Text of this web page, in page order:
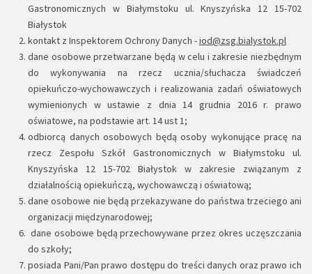
Gastronomicznych w Białymstoku ul. Knyszyńska 12 15-702
Białystok
kontakt z Inspektorem Ochrony Danych -iod@zsg.bialystok.pl
dane osobowe przetwarzane będą w celu i zakresie niezbędnym
do wykonywania na rzecz ucznia/słuchacza świadczeń
opiekuńczo-wychowawczych i realizowania zadań oświatowych
wymienionych w ustawie z dnia 14 grudnia 2016 r. prawo
oświatowe, na podstawie art. 14 ust 1;
odbiorcą danych osobowych będą osoby wykonujące pracę na
rzecz Zespołu Szkół Gastronomicznych w Białymstoku ul.
Knyszyńska 12 15-702 Białystok w zakresie związanym z
działalnością opiekuńczą, wychowawczą i oświatową;
dane osobowe nie będą przekazywane do państwa trzeciego ani
organizacji międzynarodowej;
dane osobowe będą przechowywane przez okres uczęszczania
do szkoły;
posiada Pani/Pan prawo dostępu do treści danych oraz prawo ich